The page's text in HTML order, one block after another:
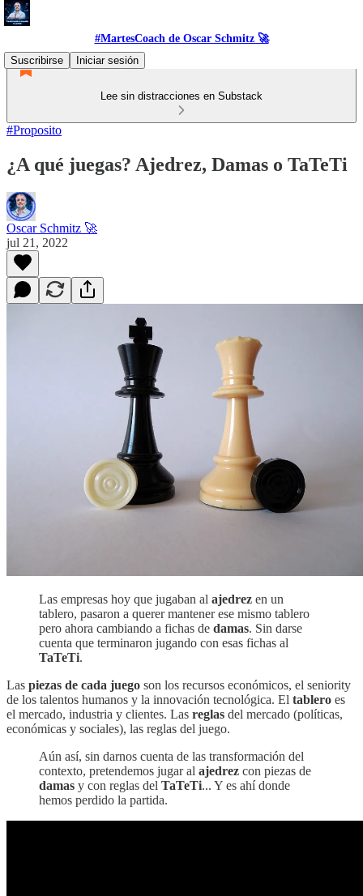
#MartesCoach de Oscar Schmitz 🚀
Suscribirse
Iniciar sesión
Lee sin distracciones en Substack
#Proposito
¿A qué juegas? Ajedrez, Damas o TaTeTi
Oscar Schmitz 🚀
jul 21, 2022
Las empresas hoy que jugaban al ajedrez en un
tablero, pasaron a querer mantener ese mismo tablero
pero ahora cambiando a fichas de damas. Sin darse
cuenta que terminaron jugando con esas fichas al
TaTeTi.
Las piezas de cada juego son los recursos económicos, el seniority
de los talentos humanos y la innovación tecnológica. El tablero es
el mercado, industria y clientes. Las reglas del mercado (políticas,
económicas y sociales), las reglas del juego.
Aún así, sin darnos cuenta de las transformación del
contexto, pretendemos jugar al ajedrez con piezas de
damas y con reglas del TaTeTi... Y es ahí donde
hemos perdido la partida.